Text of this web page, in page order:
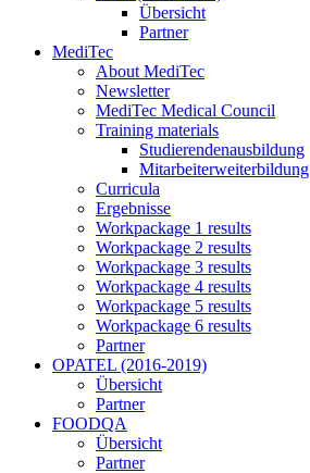
Übersicht
Partner
MediTec
About MediTec
Newsletter
MediTec Medical Council
Training materials
Studierendenausbildung
Mitarbeiterweiterbildung
Curricula
Ergebnisse
Workpackage 1 results
Workpackage 2 results
Workpackage 3 results
Workpackage 4 results
Workpackage 5 results
Workpackage 6 results
Partner
OPATEL (2016-2019)
Übersicht
Partner
FOODQA
Übersicht
Partner